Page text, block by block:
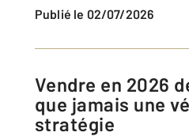
Publié le 02/07/2026
Vendre en 2026 demande plus
que jamais une
stratégie